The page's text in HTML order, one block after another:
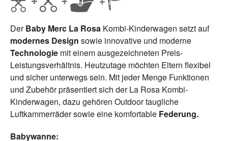
DerBaby Merc La Rosa Kombi-Kinderwagen setzt auf
modernes Design sowie innovative und moderne
Technologie mit einem ausgezeichneten Preis-
Leistungsverhältnis. Heutzutage möchten Eltern flexibel
und sicher unterwegs sein. Mit jeder Menge Funktionen
und Zubehör präsentiert sich der La Rosa Kombi-
Kinderwagen, dazu gehören Outdoor taugliche
Luftkammerräder sowie eine komfortable Federung.
Babywanne: